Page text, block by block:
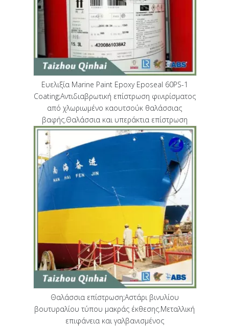
Ευελιξία Marine Paint Epoxy Eposeal 60PS-1
Coating;Αντιδιαβρωτική επίστρωση φινιρίσματος
από χλωριωμένο καουτσούκ θαλάσσιας
βαφής.Θαλάσσια και υπεράκτια επίστρωση
Θαλάσσια επίστρωση;Αστάρι βινυλίου
βουτυραλίου τύπου μακράς έκθεσης.Μεταλλική
επιφάνεια και γαλβανισμένος